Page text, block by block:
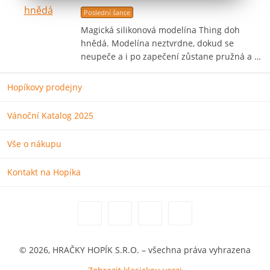
Poslední šance
Magická silikonová modelína Thing doh
hnědá. Modelína neztvrdne, dokud se
neupeče a i po zapečení zůstane pružná a …
Hopíkovy prodejny
Vánoční Katalog 2025
Vše o nákupu
Kontakt na Hopíka
© 2026, HRAČKY HOPÍK S.R.O. – všechna práva vyhrazena